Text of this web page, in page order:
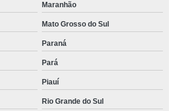
Maranhão
Mato Grosso do Sul
Paraná
Pará
Piauí
Rio Grande do Sul